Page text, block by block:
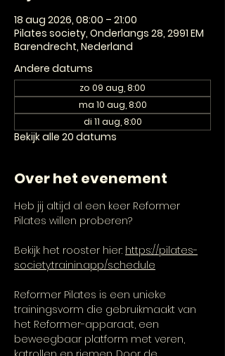
18 aug 2026, 08:00 – 21:00
Pilates society, Onderlangs 28, 2991 EM
Barendrecht, Nederland
Andere datums
zo 09 aug, 8:00
ma 10 aug, 8:00
di 11 aug, 8:00
Bekijk alle 20 datums
Over het evenement
Heb jij altijd al een keer Reformer
Pilates willen proberen?
Bekijk het rooster hier: https://pilates-
society.trainin.app/schedule
Reformer Pilates is een unieke
trainingsvorm die gebruikmaakt van
het Reformer-apparaat, een
beweegbaar platform met veren,